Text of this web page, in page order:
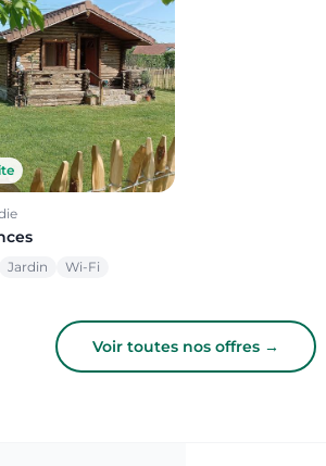
Jardin Wi-Fi
Voir toutes nos offres →